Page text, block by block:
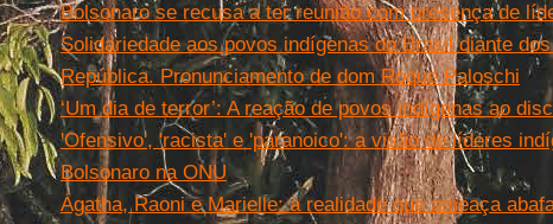
Bolsonaro se recusa a ter reunião com presença de
Solidariedade aos povos indígenas do Brasil diante
República. Pronunciamento de dom Roque Paloschi
‘Um dia de terror’: A reação de povos indígenas ao
'Ofensivo', 'racista' e 'paranoico': a visão de líderes
Bolsonaro na ONU
Ágatha, Raoni e Marielle: a realidade que ameaça